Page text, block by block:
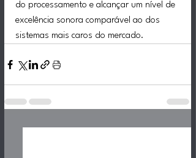
do processamento e alcançar um nível de
excelência sonora comparável ao dos
sistemas mais caros do mercado.